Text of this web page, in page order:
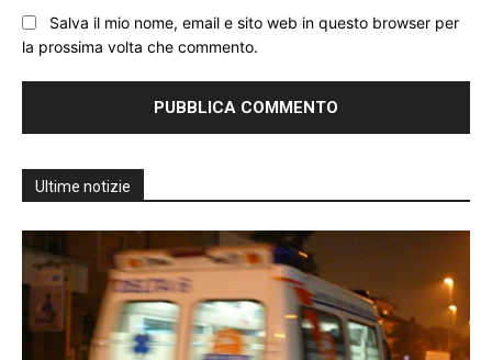
Salva il mio nome, email e sito web in questo browser per
la prossima volta che commento.
Ultime notizie